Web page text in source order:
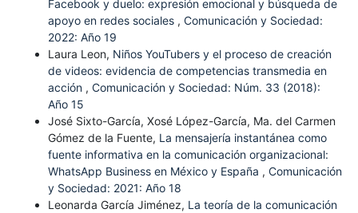
Facebook y duelo: expresión emocional y búsqueda de
apoyo en redes sociales , Comunicación y Sociedad:
2022: Año 19
Laura Leon, Niños YouTubers y el proceso de creación
de videos: evidencia de competencias transmedia en
acción , Comunicación y Sociedad: Núm. 33 (2018):
Año 15
José Sixto-García, Xosé López-García, Ma. del Carmen
Gómez de la Fuente, La mensajería instantánea como
fuente informativa en la comunicación organizacional:
WhatsApp Business en México y España , Comunicación
y Sociedad: 2021: Año 18
Leonarda García Jiménez, La teoría de la comunicación